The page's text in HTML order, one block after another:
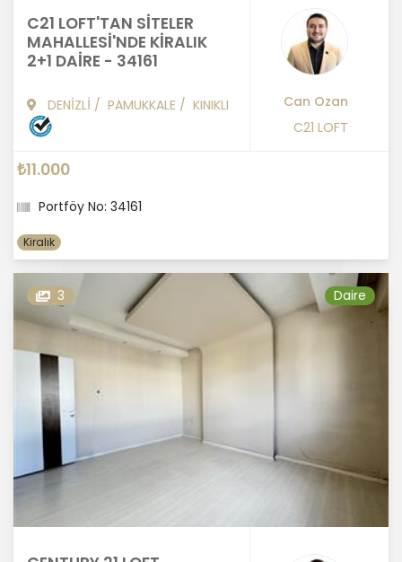
C21 LOFT'TAN SİTELER
MAHALLESİ'NDE KİRALIK
2+1 DAİRE - 34161
DENİZLİ / PAMUKKALE / KINIKLI
Can Ozan
C21 LOFT
₺11.000
Portföy No: 34161
Kiralık
3 Daire